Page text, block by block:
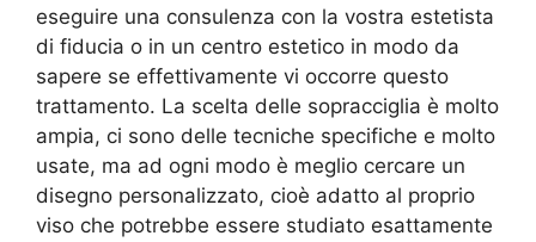
eseguire una consulenza con la vostra estetista
di fiducia o in un centro estetico in modo da
sapere se effettivamente vi occorre questo
trattamento. La scelta delle sopracciglia è molto
ampia, ci sono delle tecniche specifiche e molto
usate, ma ad ogni modo è meglio cercare un
disegno personalizzato, cioè adatto al proprio
viso che potrebbe essere studiato esattamente